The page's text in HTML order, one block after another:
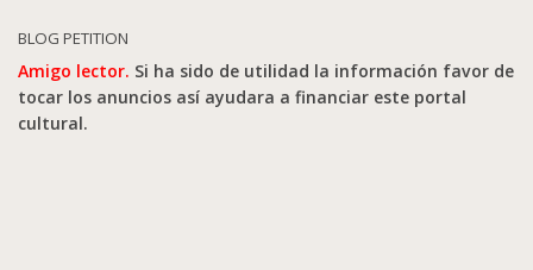
BLOG PETITION
Amigo lector. Si ha sido de utilidad la información favor de
tocar los anuncios así ayudara a financiar este portal
cultural.